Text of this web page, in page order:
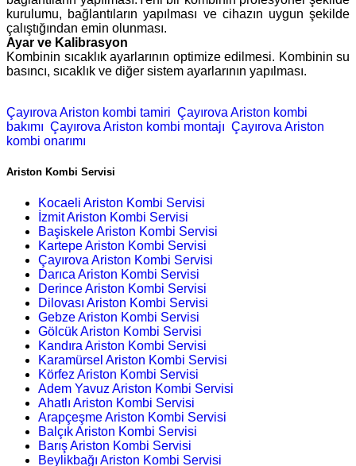
kurulumu, bağlantıların yapılması ve cihazın uygun şekilde
çalıştığından emin olunması.
Ayar ve Kalibrasyon
Kombinin sıcaklık ayarlarının optimize edilmesi. Kombinin su
basıncı, sıcaklık ve diğer sistem ayarlarının yapılması.
Çayırova Ariston kombi tamiri Çayırova Ariston kombi
bakımı Çayırova Ariston kombi montajı Çayırova Ariston
kombi onarımı
Ariston Kombi Servisi
Kocaeli Ariston Kombi Servisi
İzmit Ariston Kombi Servisi
Başiskele Ariston Kombi Servisi
Kartepe Ariston Kombi Servisi
Çayırova Ariston Kombi Servisi
Darıca Ariston Kombi Servisi
Derince Ariston Kombi Servisi
Dilovası Ariston Kombi Servisi
Gebze Ariston Kombi Servisi
Gölcük Ariston Kombi Servisi
Kandıra Ariston Kombi Servisi
Karamürsel Ariston Kombi Servisi
Körfez Ariston Kombi Servisi
Adem Yavuz Ariston Kombi Servisi
Ahatlı Ariston Kombi Servisi
Arapçeşme Ariston Kombi Servisi
Balçık Ariston Kombi Servisi
Barış Ariston Kombi Servisi
Beylikbağı Ariston Kombi Servisi